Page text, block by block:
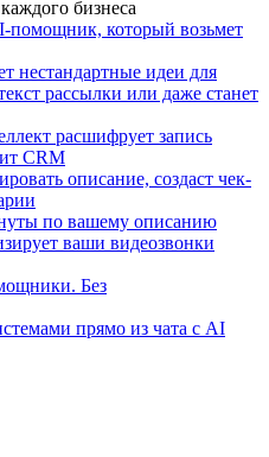
бизнеса
который возьмет
нестандартные идеи для
рассылки или даже станет
расшифрует запись
CRM
описание, создаст чек-
по вашему описанию
ваши видеозвонки
Без
прямо из чата с AI